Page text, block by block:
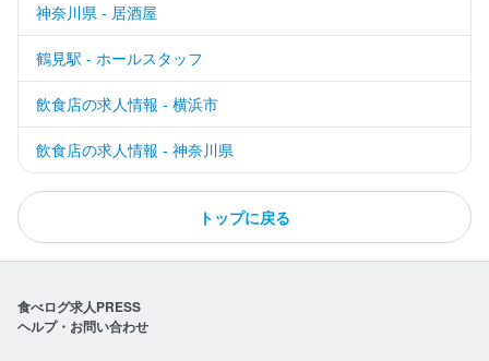
神奈川県 - 居酒屋
鶴見駅 - ホールスタッフ
飲食店の求人情報 - 横浜市
飲食店の求人情報 - 神奈川県
トップに戻る
食べログ求人PRESS
ヘルプ・お問い合わせ